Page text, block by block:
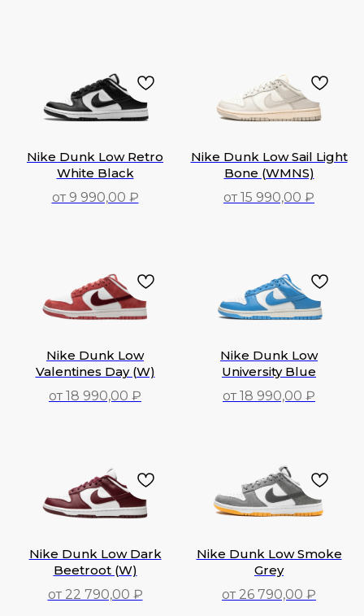
Nike Dunk Low Retro
White Black
от 9 990,00 ₽
Nike Dunk Low Sail Light
Bone (WMNS)
от 15 990,00 ₽
Nike Dunk Low
Valentines Day (W)
от 18 990,00 ₽
Nike Dunk Low
University Blue
от 18 990,00 ₽
Nike Dunk Low Dark
Beetroot (W)
от 22 790,00 ₽
Nike Dunk Low Smoke
Grey
от 26 790,00 ₽